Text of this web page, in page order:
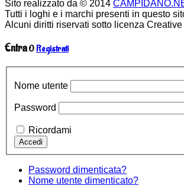
Sito realizzato da © 2014
Tutti i loghi e i marchi presenti in questo
Alcuni diritti riservati sotto licenza Creative
EntraORegistrati
Nome utente
Password
Ricordami
Password dimenticata?
Nome utente dimenticato?